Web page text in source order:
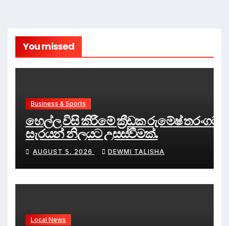
You missed
Business & Sports
හෙල්ල විසි කිරීමේ ක්‍රීඩක රුමේෂ් තරංගට
සැරයන් නිලයට උසස්වීමක්.
AUGUST 5, 2026 DEWMI TALISHA
Local News